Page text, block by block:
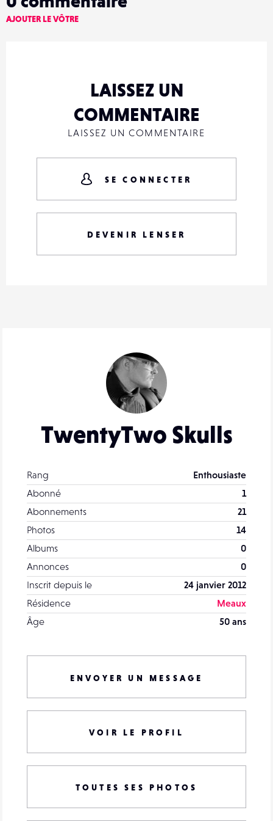
TwentyTwo Skulls
Rang
Enthousiaste
Abonné
1
Abonnements
21
Photos
14
Albums
0
Annonces
0
Inscrit depuis le
24 janvier 2012
Résidence
Meaux
Âge
50 ans
ENVOYER UN MESSAGE
VOIR LE PROFIL
TOUTES SES PHOTOS
AJOUTER LE VÔTRE
LAISSEZ UN
COMMENTAIRE
LAISSEZ UN COMMENTAIRE
SE CONNECTER
DEVENIR LENSER